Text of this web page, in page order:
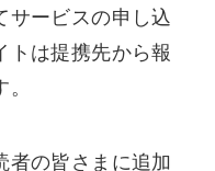
サービスの申し込
トは提携先から報
者の皆さまに追加